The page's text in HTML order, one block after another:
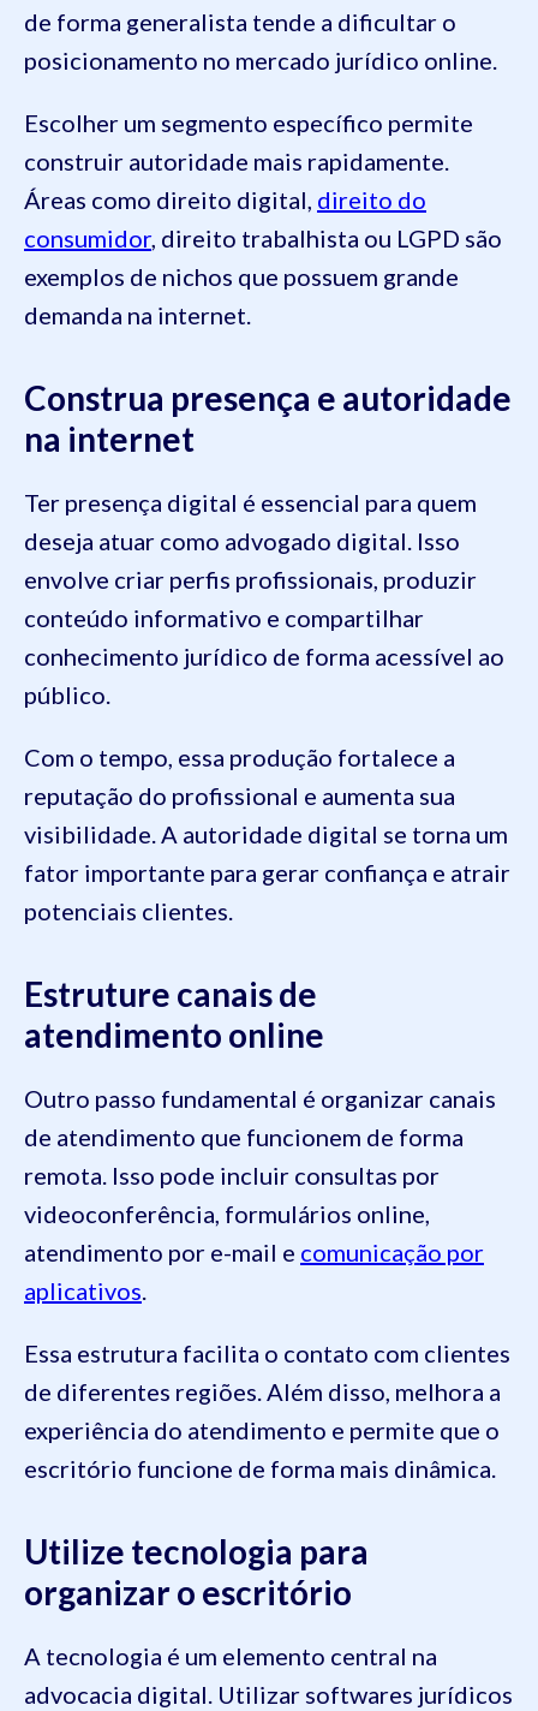
de forma generalista tende a dificultar o
posicionamento no mercado jurídico online.
Escolher um segmento específico permite
construir autoridade mais rapidamente.
Áreas como direito digital, direito do
consumidor, direito trabalhista ou LGPD são
exemplos de nichos que possuem grande
demanda na internet.
Construa presença e autoridade
na internet
Ter presença digital é essencial para quem
deseja atuar como advogado digital. Isso
envolve criar perfis profissionais, produzir
conteúdo informativo e compartilhar
conhecimento jurídico de forma acessível ao
público.
Com o tempo, essa produção fortalece a
reputação do profissional e aumenta sua
visibilidade. A autoridade digital se torna um
fator importante para gerar confiança e atrair
potenciais clientes.
Estruture canais de
atendimento online
Outro passo fundamental é organizar canais
de atendimento que funcionem de forma
remota. Isso pode incluir consultas por
videoconferência, formulários online,
atendimento por e-mail e comunicação por
aplicativos.
Essa estrutura facilita o contato com clientes
de diferentes regiões. Além disso, melhora a
experiência do atendimento e permite que o
escritório funcione de forma mais dinâmica.
Utilize tecnologia para
organizar o escritório
A tecnologia é um elemento central na
advocacia digital. Utilizar softwares jurídicos